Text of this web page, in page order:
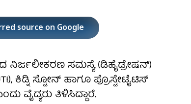
source on Google
ನಿರ್ಜಲೀಕರಣ ಸಮಸ್ಯೆ (ಡಿಹೈಡ್ರೇಷನ್)
ಕಿಡ್ನಿ ಸ್ಟೋನ್ ಹಾಗೂ ಪ್ರೊಸ್ಟೇಟೈಟಿಸ್
ವೈದ್ಯರು ತಿಳಿಸಿದ್ದಾರೆ.